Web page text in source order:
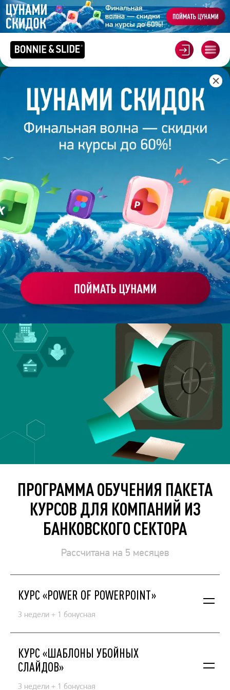
/Корпоративное обучение /Пакет для банков
ПРОКАЧАЙСЯ ПО-МАКСИМУМУ!
ПАКЕТ КУРСОВ ДЛЯ КОМПАНИЙ
ИЗ БАНКОВСКОГО СЕКТОРА
Для тех, кто много работает с цифрами, графиками и
отчетами. Мы знаем ваши боли и научим правильно
презентовать результаты.
НАЧАТЬ УЧИТЬСЯ!
ПРОГРАММА ОБУЧЕНИЯ ПАКЕТА
КУРСОВ ДЛЯ КОМПАНИЙ ИЗ
БАНКОВСКОГО СЕКТОРА
Рассчитана на 5 месяцев
КУРС «POWER OF POWERPOINT»
3 недели + 1 бонусная
красивых слайдов в PowerPoint от экспертов ведущей
студии презентаций.
КУРС «ШАБЛОНЫ УБОЙНЫХ
СЛАЙДОВ»
3 недели + 1 бонусная